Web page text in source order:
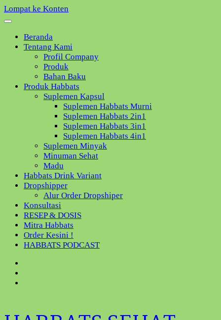
Lompat ke Konten
Beranda
Tentang Kami
Profil Company
Produk
Bahan Baku
Produk Habbats
Suplemen Kapsul
Suplemen Habbats Murni
Suplemen Habbats 2in1
Suplemen Habbats 3in1
Suplemen Habbats 4in1
Suplemen Minyak
Minuman Sehat
Madu
Habbats Drink Variant
Dropshipper
Alur Order Dropshiper
Konsultasi
RESEP & DOSIS
Mitra Habbats
Order Kesini !
HABBATS PODCAST